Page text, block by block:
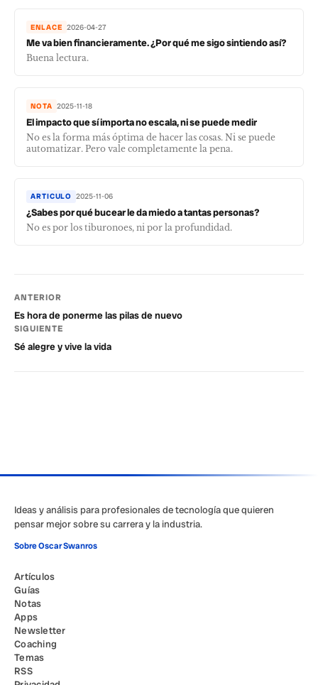
ENLACE 2026-04-27
Me va bien financieramente. ¿Por qué me sigo sintiendo así?
Buena lectura.
NOTA 2025-11-18
El impacto que sí importa no escala, ni se puede medir
No es la forma más óptima de hacer las cosas. Ni se puede
automatizar. Pero vale completamente la pena.
ARTICULO 2025-11-06
¿Sabes por qué bucear le da miedo a tantas personas?
No es por los tiburonoes, ni por la profundidad.
ANTERIOR
Es hora de ponerme las pilas de nuevo
SIGUIENTE
Sé alegre y vive la vida
Ideas y análisis para profesionales de tecnología que quieren
pensar mejor sobre su carrera y la industria.
Sobre Oscar Swanros
Artículos
Guías
Notas
Apps
Newsletter
Coaching
Temas
RSS